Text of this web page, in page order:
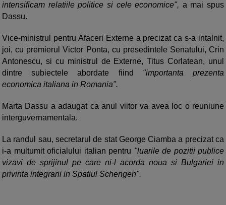
intensificam relatiile politice si cele economice", a mai spus
Dassu.
Vice-ministrul pentru Afaceri Externe a precizat ca s-a intalnit,
joi, cu premierul Victor Ponta, cu presedintele Senatului, Crin
Antonescu, si cu ministrul de Externe, Titus Corlatean, unul
dintre subiectele abordate fiind "importanta prezenta
economica italiana in Romania".
Marta Dassu a adaugat ca anul viitor va avea loc o reuniune
interguvernamentala.
La randul sau, secretarul de stat George Ciamba a precizat ca
i-a multumit oficialului italian pentru "luarile de pozitii publice
vizavi de sprijinul pe care ni-l acorda noua si Bulgariei in
privinta integrarii in Spatiul Schengen".